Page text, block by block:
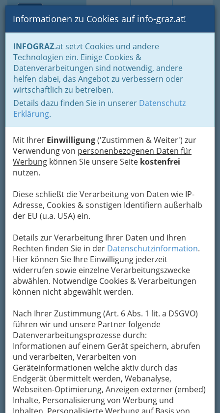
Suche Login Toggle
Informationen zu Cookies auf info-graz.at!
INFOGRAZ.at setzt Cookies und andere
Technologien ein. Einige Cookies &
Datenverarbeitungen sind notwendig, andere
helfen dabei, das Angebot zu verbessern oder
wirtschaftlich zu betreiben.
Details dazu finden Sie in unserer Datenschutz
Erklärung.
Mit Ihrer Einwilligung('Zustimmen & Weiter') zur
Verwendung von personenbezogenen Daten für
Werbung können Sie unsere Seite kostenfrei
nutzen.
Diese schließt die Verarbeitung von Daten wie IP-
Adresse, Cookies & sonstigen Identifiern außerhalb
der EU (u.a. USA) ein.
Details zur Verarbeitung Ihrer Daten und Ihren
Rechten finden Sie in der Datenschutzinformation.
Hier können Sie Ihre Einwilligung jederzeit
widerrufen sowie einzelne Verarbeitungszwecke
abwählen. Notwendige Cookies & Verarbeitungen
können nicht abgewählt werden.
Nach Ihrer Zustimmung (Art. 6 Abs. 1 lit. a DSGVO)
führen wir und unsere Partner folgende
Datenverarbeitungsprozesse durch:
Informationen auf einem Gerät speichern, abrufen
und verarbeiten, Verarbeiten von
Geräteinformationen welche aktiv durch das
Endgerät übermittelt werden, Webanalyse,
Webseiten-Optimierung, Anzeigen externer (embed)
Inhalte, Personalisierung von Werbung und
Home Branchen
Gewerbe, Handwerk, Banken
Information und Consulting
Technische Büros - Ingenieurbüros
Sonstige Fachgebiete Techn. Büros
Ivanovic Dragan
Uhlandgasse 7 /14, 8010 Graz
Karte
Adresse mit Google Maps anschauen
Navigation